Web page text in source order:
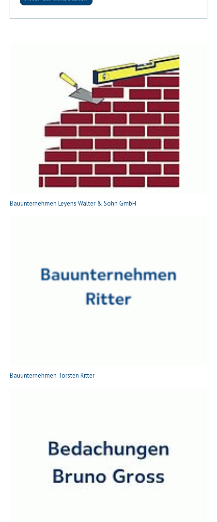
Bauunternehmen Leyens Walter & Sohn GmbH
Bauunternehmen Torsten Ritter